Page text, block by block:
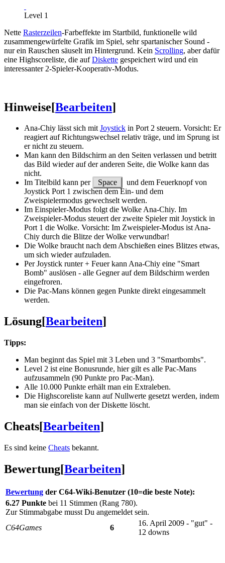
Level 1
Nette Rasterzeilen-Farbeffekte im Startbild, funktionelle wild
zusammengewürfelte Grafik im Spiel, sehr spartanischer Sound -
nur ein Rauschen säuselt im Hintergrund. Kein Scrolling, aber dafür
eine Highscoreliste, die aufDiskette gespeichert wird und ein
interessanter 2-Spieler-Kooperativ-Modus.
Hinweise[Bearbeiten]
Ana-Chiy lässt sich mitJoystick in Port 2 steuern. Vorsicht: Er
reagiert auf Richtungswechsel relativ träge, und im Sprung ist
er nicht zu steuern.
Man kann den Bildschirm an den Seiten verlassen und betritt
das Bild wieder auf der anderen Seite, die Wolke kann das
nicht.
Im Titelbild kann per
Space
und dem Feuerknopf von
Joystick Port 1 zwischen dem Ein- und dem
Zweispielermodus gewechselt werden.
Im Einspieler-Modus folgt die Wolke Ana-Chiy. Im
Zweispieler-Modus steuert der zweite Spieler mit Joystick in
Port 1 die Wolke. Vorsicht: Im Zweispieler-Modus ist Ana-
Chiy durch die Blitze der Wolke verwundbar!
Die Wolke braucht nach dem Abschießen eines Blitzes etwas,
um sich wieder aufzuladen.
Per Joystick runter + Feuer kann Ana-Chiy eine "Smart
Bomb" auslösen - alle Gegner auf dem Bildschirm werden
eingefroren.
Die Pac-Mans können gegen Punkte direkt eingesammelt
werden.
Lösung[Bearbeiten]
Tipps:
Man beginnt das Spiel mit 3 Leben und 3 "Smartbombs".
Level 2 ist eine Bonusrunde, hier gilt es alle Pac-Mans
aufzusammeln (90 Punkte pro Pac-Man).
Alle 10.000 Punkte erhält man ein Extraleben.
Die Highscoreliste kann auf Nullwerte gesetzt werden, indem
man sie einfach von der Diskette löscht.
Cheats[Bearbeiten]
Es sind keine Cheats bekannt.
Bewertung[Bearbeiten]
Bewertung der C64-Wiki-Benutzer (10=die beste Note):
6.27 Punkte bei 11 Stimmen (Rang 780).
Zur Stimmabgabe musst Du angemeldet sein.
C64Games
6
16. April 2009 - "gut" -
12 downs